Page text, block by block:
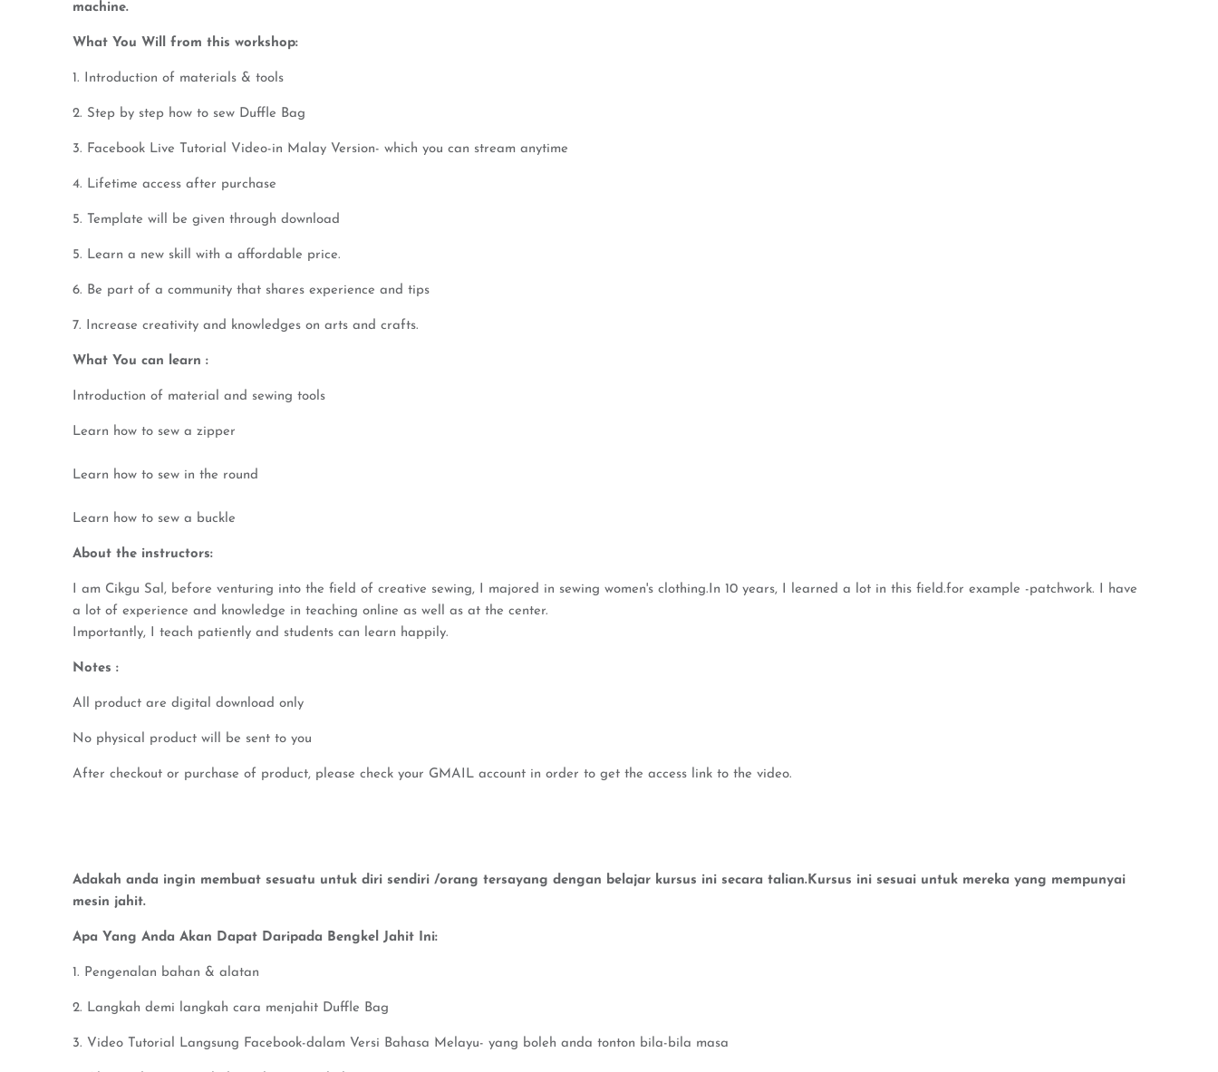
machine.
What You Will from this workshop:
1. Introduction of materials & tools
2. Step by step how to sew Duffle Bag
3. Facebook Live Tutorial Video-in Malay Version- which you can stream anytime
4. Lifetime access after purchase
5. Template will be given through download
5. Learn a new skill with a affordable price.
6. Be part of a community that shares experience and tips
7. Increase creativity and knowledges on arts and crafts.
What You can learn :
Introduction of material and sewing tools
Learn how to sew a zipper
Learn how to sew in the round
Learn how to sew a buckle
About the instructors:
I am Cikgu Sal, before venturing into the field of creative sewing, I majored in sewing women's clothing.In 10 years, I learned a lot in this field.for example -patchwork. I have
a lot of experience and knowledge in teaching online as well as at the center.
Importantly, I teach patiently and students can learn happily.
Notes :
All product are digital download only
No physical product will be sent to you
After checkout or purchase of product, please check your GMAIL account in order to get the access link to the video.
Adakah anda ingin membuat sesuatu untuk diri sendiri /orang tersayang dengan belajar kursus ini secara talian.Kursus ini sesuai untuk mereka yang mempunyai
mesin jahit.
Apa Yang Anda Akan Dapat Daripada Bengkel Jahit Ini:
1. Pengenalan bahan & alatan
2. Langkah demi langkah cara menjahit Duffle Bag
3. Video Tutorial Langsung Facebook-dalam Versi Bahasa Melayu- yang boleh anda tonton bila-bila masa